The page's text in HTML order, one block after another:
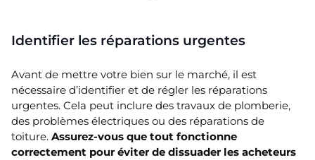
Identifier les réparations urgentes
Avant de mettre votre bien sur le marché, il est
nécessaire d’identifier et de régler les réparations
urgentes. Cela peut inclure des travaux de plomberie,
des problèmes électriques ou des réparations de
toiture. Assurez-vous que tout fonctionne
correctement pour éviter de dissuader les acheteurs